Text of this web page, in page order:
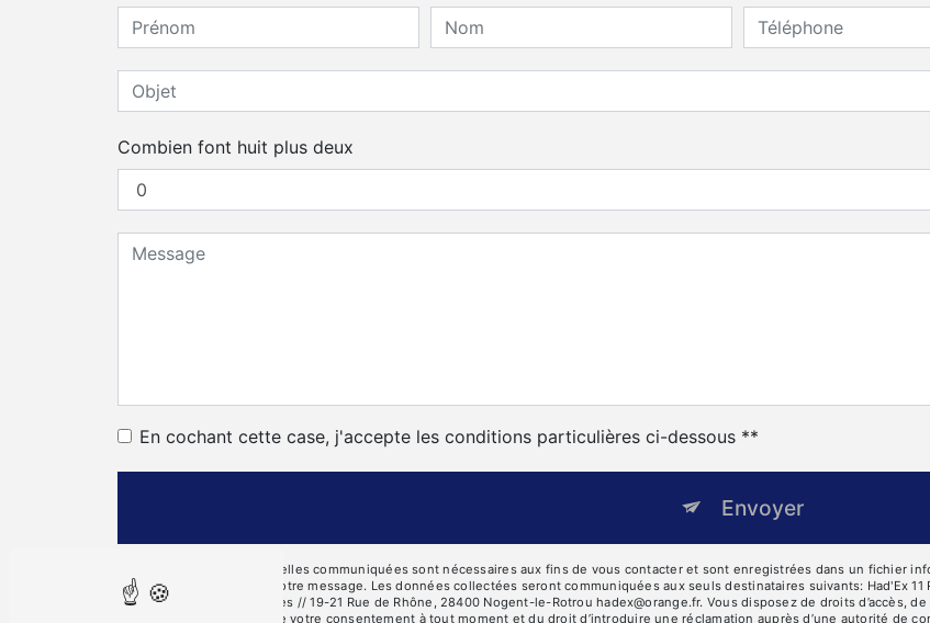
Combien font huit plus deux
En cochant cette case, j'accepte les conditions particulières ci-dessous **
Envoyer
** Les données personnelles communiquées sont nécessaires aux fins de vous contacter et sont enregistrées dans un fichier
seul but de répondre à votre message. Les données collectées seront communiquées aux seuls destinataires suivants: Had'Ex
des Côtes, 28000 Chartres // 19-21 Rue de Rhône, 28400 Nogent-le-Rotrou hadex@orange.fr. Vous disposez de droits d’accès,
d’opposition, de retrait de votre consentement à tout moment et du droit d’introduire une réclamation auprès d’une autorité de